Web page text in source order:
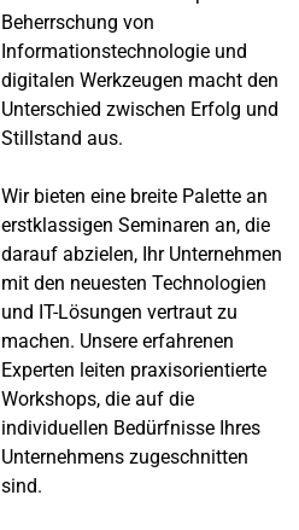
Beherrschung von
Informationstechnologie und
digitalen Werkzeugen macht den
Unterschied zwischen Erfolg und
Stillstand aus.
Wir bieten eine breite Palette an
erstklassigen Seminaren an, die
darauf abzielen, Ihr Unternehmen
mit den neuesten Technologien
und IT-Lösungen vertraut zu
machen. Unsere erfahrenen
Experten leiten praxisorientierte
Workshops, die auf die
individuellen Bedürfnisse Ihres
Unternehmens zugeschnitten
sind.